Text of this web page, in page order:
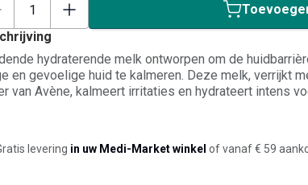
hydraterende melk ontworpen om de
en gevoelige huid te kalmeren. Deze melk, verrijkt
van Avène, kalmeert irritaties en hydrateert intens
levering in uw Medi-Market winkel of vanaf € 59